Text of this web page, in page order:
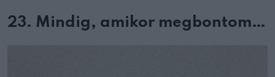
23. Mindig, amikor megbontom…